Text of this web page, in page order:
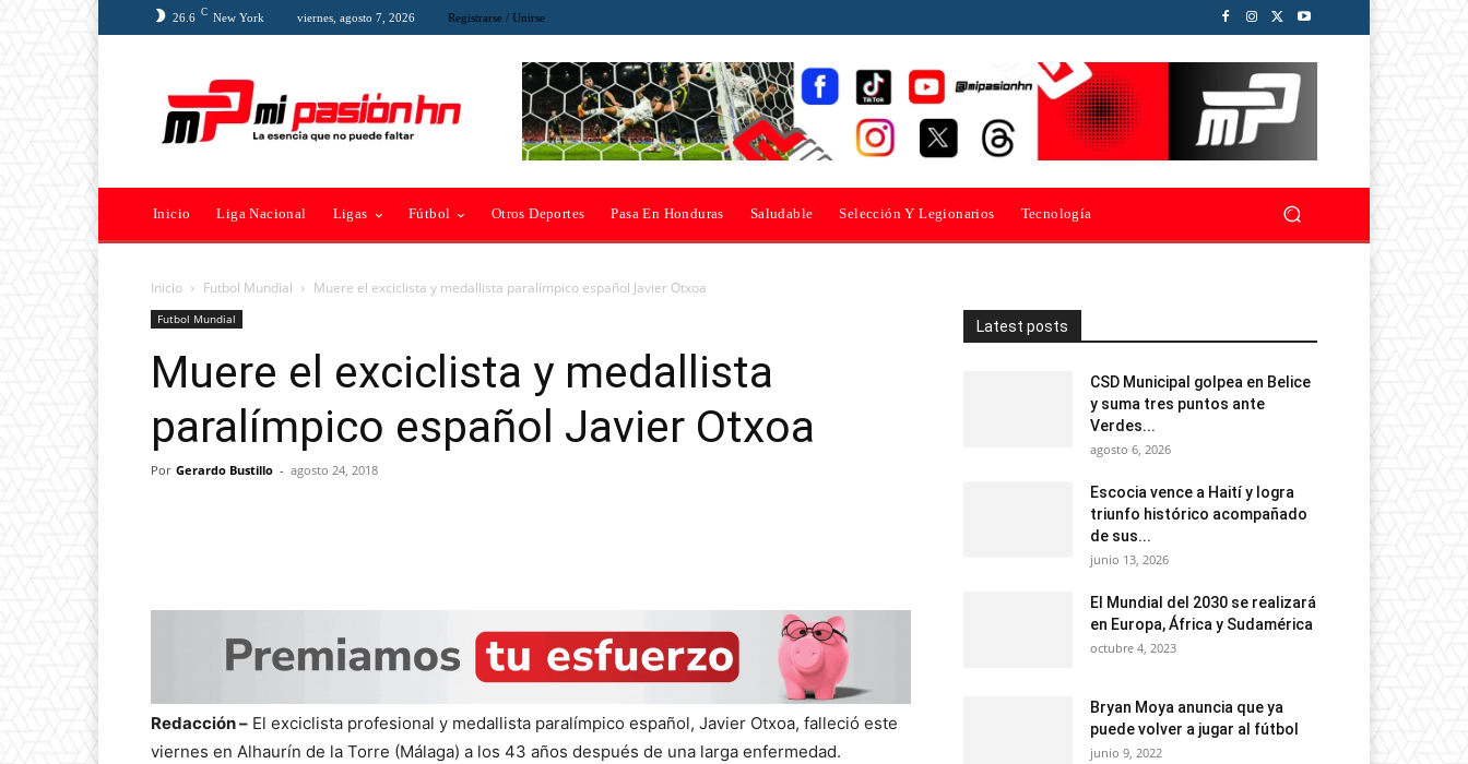
26.6 C New York viernes, agosto 7, 2026 Registrarse / Unirse
Inicio Liga Nacional Ligas Fútbol Otros Deportes Pasa En Honduras Saludable Selección Y Legionarios Tecnología
Inicio Futbol Mundial Muere el exciclista y medallista paralímpico español Javier Otxoa
Futbol Mundial
Muere el exciclista y medallista
paralímpico español Javier Otxoa
Por Gerardo Bustillo - agosto 24, 2018
Redacción – El exciclista profesional y medallista paralímpico español, Javier Otxoa, falleció este
viernes en Alhaurín de la Torre (Málaga) a los 43 años después de una larga enfermedad.
Latest posts
CSD Municipal golpea en Belice
y suma tres puntos ante
Verdes...
agosto 6, 2026
Escocia vence a Haití y logra
triunfo histórico acompañado
de sus...
junio 13, 2026
El Mundial del 2030 se realizará
en Europa, África y Sudamérica
octubre 4, 2023
Bryan Moya anuncia que ya
puede volver a jugar al fútbol
junio 9, 2022